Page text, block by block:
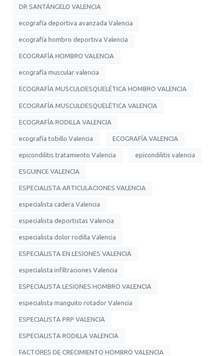
DR SANTÁNGELO VALENCIA
ecografía deportiva avanzada Valencia
ecografía hombro deportiva Valencia
ECOGRAFÍA HOMBRO VALENCIA
ecografía muscular valencia
ECOGRAFÍA MUSCULOESQUELÉTICA HOMBRO VALENCIA
ECOGRAFÍA MUSCULOESQUELÉTICA VALENCIA
ECOGRAFÍA RODILLA VALENCIA
ecografía tobillo Valencia ECOGRAFÍA VALENCIA
epicondilitis tratamiento Valencia epicondilitis valencia
ESGUINCE VALENCIA
ESPECIALISTA ARTICULACIONES VALENCIA
especialista cadera Valencia
especialista deportistas Valencia
especialista dolor rodilla Valencia
ESPECIALISTA EN LESIONES VALENCIA
especialista infiltraciones Valencia
ESPECIALISTA LESIONES HOMBRO VALENCIA
especialista manguito rotador Valencia
ESPECIALISTA PRP VALENCIA
ESPECIALISTA RODILLA VALENCIA
FACTORES DE CRECIMIENTO HOMBRO VALENCIA